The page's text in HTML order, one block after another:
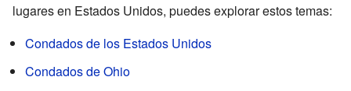
lugares en Estados Unidos, puedes explorar estos temas:
Condados de los Estados Unidos
Condados de Ohio